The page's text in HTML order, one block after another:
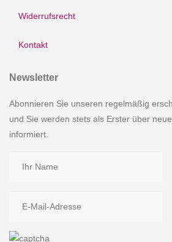
Widerrufsrecht
Kontakt
Newsletter
Abonnieren Sie unseren regelmäßig
und Sie werden stets als Erster über
informiert.